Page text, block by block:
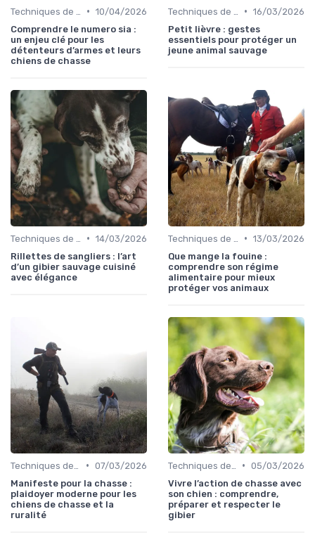
• 10/04/2026
Comprendre le numero sia :
un enjeu clé pour les
détenteurs d’armes et leurs
chiens de chasse
• 16/03/2026
Petit lièvre : gestes
essentiels pour protéger un
jeune animal sauvage
• 14/03/2026
Rillettes de sangliers : l’art
d’un gibier sauvage cuisiné
avec élégance
• 13/03/2026
Que mange la fouine :
comprendre son régime
alimentaire pour mieux
protéger vos animaux
• 07/03/2026
Manifeste pour la chasse :
plaidoyer moderne pour les
chiens de chasse et la
ruralité
• 05/03/2026
Vivre l’action de chasse avec
son chien : comprendre,
préparer et respecter le
gibier